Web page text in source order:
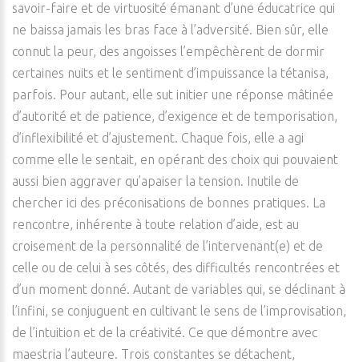
savoir-faire et de virtuosité émanant d’une éducatrice qui
ne baissa jamais les bras face à l’adversité. Bien sûr, elle
connut la peur, des angoisses l’empêchèrent de dormir
certaines nuits et le sentiment d’impuissance la tétanisa,
parfois. Pour autant, elle sut initier une réponse mâtinée
d’autorité et de patience, d’exigence et de temporisation,
d’inflexibilité et d’ajustement. Chaque fois, elle a agi
comme elle le sentait, en opérant des choix qui pouvaient
aussi bien aggraver qu’apaiser la tension. Inutile de
chercher ici des préconisations de bonnes pratiques. La
rencontre, inhérente à toute relation d’aide, est au
croisement de la personnalité de l’intervenant(e) et de
celle ou de celui à ses côtés, des difficultés rencontrées et
d’un moment donné. Autant de variables qui, se déclinant à
l’infini, se conjuguent en cultivant le sens de l’improvisation,
de l’intuition et de la créativité. Ce que démontre avec
maestria l’auteure. Trois constantes se détachent,